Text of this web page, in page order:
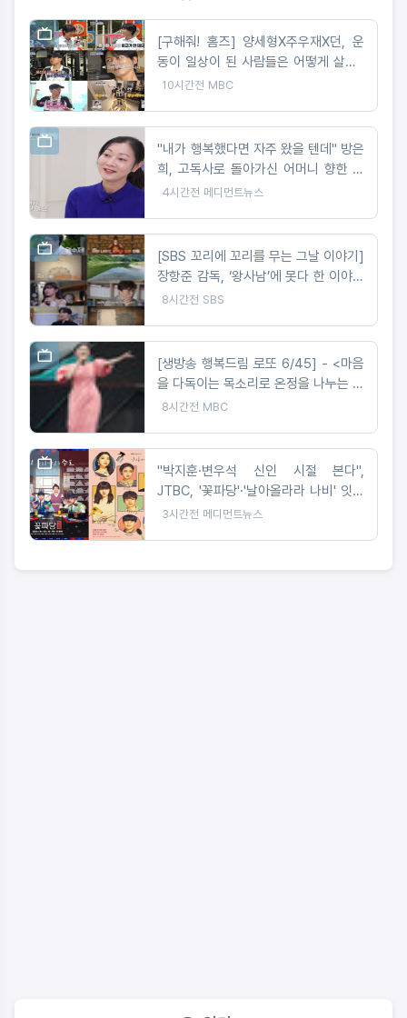
[구해줘! 홈즈] 양세형X주우재X던, 운
동이 일상이 된 사람들은 어떻게 살까?
'운동세권' 임장 특집!
10시간전 MBC
"내가 행복했다면 자주 왔을 텐데" 방은
희, 고독사로 돌아가신 어머니 향한 오
열
4시간전 메디먼트뉴스
[SBS 꼬리에 꼬리를 무는 그날 이야기]
장항준 감독, ‘왕사남’에 못다 한 이야기
‘꼬꼬무’로 정리! 2049 시청률 ‘교양, 예
8시간전 SBS
[생방송 행복드림 로또 6/45] - <마음
을 다독이는 목소리로 온정을 나누는 가
수 왁스 ‘생방송 행복드림 로또 6/45’
8시간전 MBC
"박지훈·변우석 신인 시절 본다",
JTBC, '꽃파당'·'날아올라라 나비' 잇따
라 편성
3시간전 메디먼트뉴스